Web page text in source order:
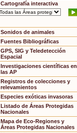
Cartografía interactiva
Sonidos de animales
Fuentes Bibliográficas
GPS, SIG y Teledetección
Espacial
Investigaciones científicas en
las AP
Registros de colecciones y
relevamientos
Especies exóticas invasoras
Listado de Áreas Protegidas
Nacionales
Mapa de Eco-Regiones y
Áreas Protegidas Nacionales